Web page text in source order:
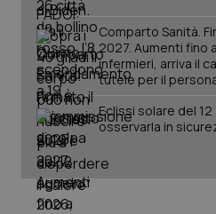
Comparto Sanità.
2027. Aumenti fino
infermieri, arriva il
tutele per il
Eclissi solare del
osservarla in